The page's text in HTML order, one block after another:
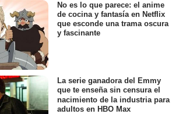
No es lo que parece: el anime
de cocina y fantasía en Netflix
que esconde una trama oscura
y fascinante
La serie ganadora del Emmy
que te enseña sin censura el
nacimiento de la industria para
adultos en HBO Max